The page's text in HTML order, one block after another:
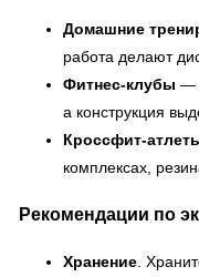
Домашние
работа делают
Фитнес‑клубы —
а конструкция
комплексах,
Рекомендации по
Хранение.